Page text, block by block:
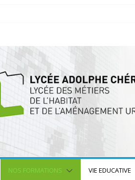
NOS FORMATIONS VIE EDUCATIVE